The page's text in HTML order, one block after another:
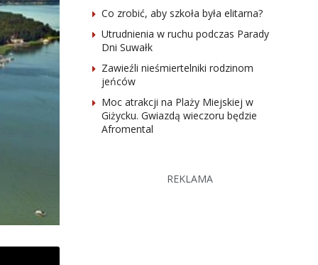
Co zrobić, aby szkoła była elitarna?
Utrudnienia w ruchu podczas Parady
Dni Suwałk
Zawieźli nieśmiertelniki rodzinom
jeńców
Moc atrakcji na Plaży Miejskiej w
Giżycku. Gwiazdą wieczoru będzie
Afromental
REKLAMA